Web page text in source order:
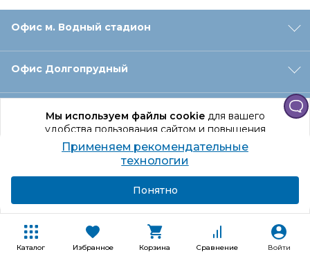
Каталог Избранное Корзина Сравнение Войти
Мы используем файлы cookieдля вашего
удобства пользования сайтом и повышения
качества рекомендаций.
Продолжая использование сайта, вы даете
согласие на обработку персональных данных
Офис м. Водный стадион
Офис Долгопрудный
Офис Санкт‑Петербург
Оформление заказа
Покупателям
Применяем рекомендательные
технологии
Понятно